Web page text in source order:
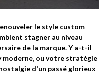
le style custom
stagner au niveau
de la marque. Y a-t-il
moderne, ou votre stratégie
d'un passé glorieux